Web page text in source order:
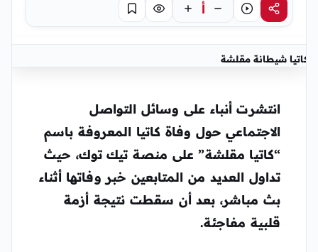
مشاركةاستماع أ تركيز حفظ
كاتيا شيطانة مقلشة
انتشرت أنباء على وسائل التواصل
الاجتماعي حول وفاة كاتيا المعروفة باسم
“كاتيا مقلشة” على منصة تيك توك، حيث
تداول العديد من المتابعين خبر وفاتها أثناء
بث مباشر، بعد أن سقطت نتيجة أزمة
قلبية مفاجئة.